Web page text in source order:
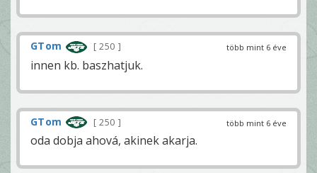
több mint 6 éve
GTom 250
innen kb. baszhatjuk.
több mint 6 éve
GTom 250
oda dobja ahová, akinek akarja.